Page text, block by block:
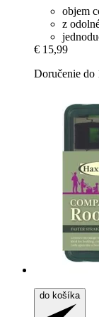
objem
z
€ 15,99
Doručenie do
do košíka